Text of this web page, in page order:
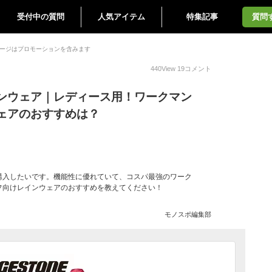
受付中の質問 人気アイテム 特集記事 質問
ジはプロモーションを含みます
440View 19コメント
ウェア｜レディース用！ワークマン
アのおすすめは？
したいです。機能性に優れていて、コスパ最強のワーク
けレインウェアのおすすめを教えてください！
モノスポ編集部